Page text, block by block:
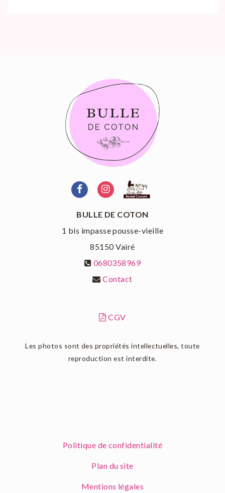
BULLE DE COTON
1 bis impasse pousse-vieille
85150Vairé
0680358969
Contact
CGV
Les photos sont des propriétés intellectuelles, toute
reproduction est interdite.
Politique de confidentialité
Plan du site
Mentions légales